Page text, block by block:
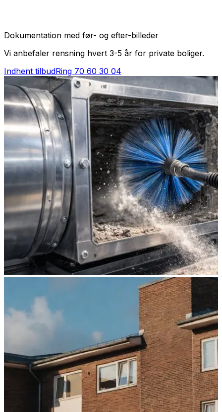
Dokumentation med før- og efter-billeder
Vi anbefaler rensning hvert 3-5 år for private boliger.
Indhent tilbudRing 70 60 30 04